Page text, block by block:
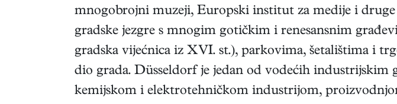
mnogobrojni muzeji, Europski institut za medije i
gradske jezgre s mnogim gotičkim i renesansnim
gradska vijećnica iz XVI. st.), parkovima, šetalištima i
dio grada. Düsseldorf je jedan od vodećih
kemijskom i elektrotehničkom industrijom,